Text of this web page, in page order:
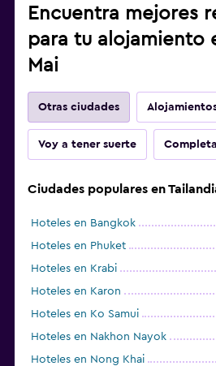
Encuentra mejores
para tu alojamiento
Mai
Otras ciudades
Voy a tener suerte
Ciudades populares en
Hoteles en Bangkok
Hoteles en Phuket
Hoteles en Krabi
Hoteles en Karon
Hoteles en Ko Samui
Hoteles en Nakhon Nayok
Hoteles en Nong Khai